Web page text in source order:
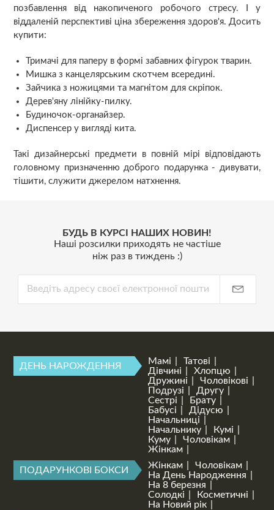
позбавлення від накопиченого робочого стресу. І у
віддаленій перспективі ціна збереження здоров'я. Досить
купити:
Тримачі для паперу в формі забавних фігурок тварин.
Мишка з канцелярським скотчем всередині.
Зайчика з ножицями та магнітом для скріпок.
Дерев'яну лінійку-пилку.
Будиночок-органайзер.
Диспенсер у вигляді кита.
Такі дизайнерські предмети в повній мірі відповідають
головному призначенню доброго подарунка - дивувати,
тішити, служити джерелом натхнення.
БУДЬ В КУРСІ НАШИХ НОВИН!
Наші розсилки приходять не частіше
ніж раз в тиждень :)
ДЕНЬ НАРОЖДЕННЯ Мамі
Татові
Дівчині
Хлопцю
Дружині
Чоловікові
Подрузі
Другу
Сестрі
Брату
Бабусі
Дідусю
Начальниці
Начальнику
Кумі
Куму
Чоловікам
Жінкам
ПОДАРУНКОВІ БОКСИ Жінкам
Чоловікам
На День Народження
На 8 березня
Солодкі
Косметичні
На Новий рік